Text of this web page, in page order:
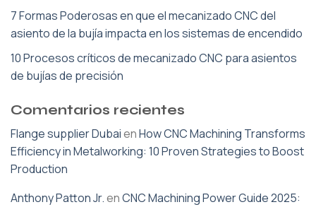
7 Formas Poderosas en que el mecanizado CNC del
asiento de la bujía impacta en los sistemas de encendido
10 Procesos críticos de mecanizado CNC para asientos
de bujías de precisión
Comentarios recientes
Flange supplier DubaienHow CNC Machining Transforms
Efficiency in Metalworking: 10 Proven Strategies to Boost
Production
Anthony Patton Jr.enCNC Machining Power Guide 2025: